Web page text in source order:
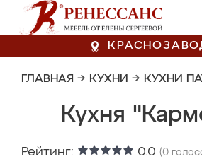
ГЛАВНАЯ → КУХНИ → КУХНИ
Кухня
Рейтинг: 0.0 (0